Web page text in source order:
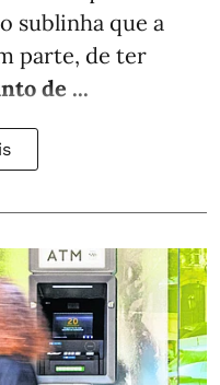
sublinha que a
parte, de ter
de ...